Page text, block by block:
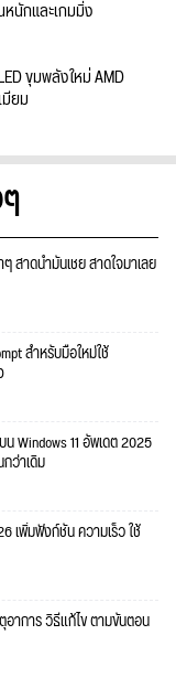
นักและเกมมิ่ง
ขุมพลังใหม่ AMD
ยม
สาดน้ำมันเชย สาดใจมาเลย
สำหรับมือใหม่ใช้
Windows 11 อัพเดต 2025
ว่าเดิม
เพิ่มฟังก์ชั่น ความเร็ว ใช้
าการ วิธีแก้ไข ตามขั้นตอน